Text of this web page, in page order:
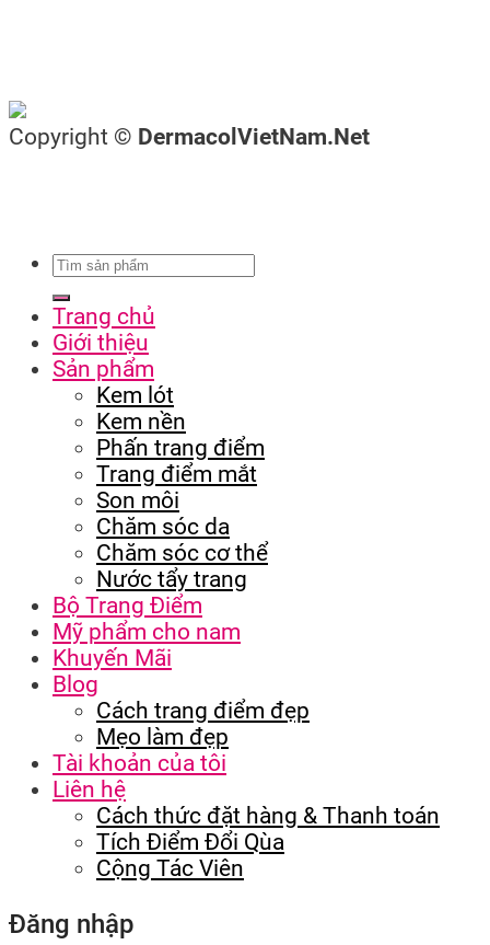
Copyright © DermacolVietNam.Net
Trang chủ
Giới thiệu
Sản phẩm
Kem lót
Kem nền
Phấn trang điểm
Trang điểm mắt
Son môi
Chăm sóc da
Chăm sóc cơ thể
Nước tẩy trang
Bộ Trang Điểm
Mỹ phẩm cho nam
Khuyến Mãi
Blog
Cách trang điểm đẹp
Mẹo làm đẹp
Tài khoản của tôi
Liên hệ
Cách thức đặt hàng & Thanh toán
Tích Điểm Đổi Qùa
Cộng Tác Viên
Đăng nhập